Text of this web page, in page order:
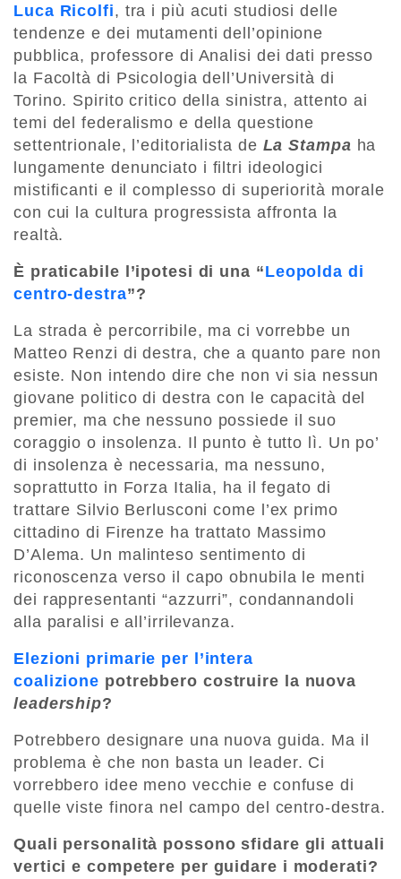
Luca Ricolfi, tra i più acuti studiosi delle
tendenze e dei mutamenti dell’opinione
pubblica, professore di Analisi dei dati presso
la Facoltà di Psicologia dell’Università di
Torino. Spirito critico della sinistra, attento ai
temi del federalismo e della questione
settentrionale, l’editorialista de La Stampa ha
lungamente denunciato i filtri ideologici
mistificanti e il complesso di superiorità morale
con cui la cultura progressista affronta la
realtà.
È praticabile l’ipotesi di una “Leopolda di
centro-destra”?
La strada è percorribile, ma ci vorrebbe un
Matteo Renzi di destra, che a quanto pare non
esiste. Non intendo dire che non vi sia nessun
giovane politico di destra con le capacità del
premier, ma che nessuno possiede il suo
coraggio o insolenza. Il punto è tutto lì. Un po’
di insolenza è necessaria, ma nessuno,
soprattutto in Forza Italia, ha il fegato di
trattare Silvio Berlusconi come l’ex primo
cittadino di Firenze ha trattato Massimo
D’Alema. Un malinteso sentimento di
riconoscenza verso il capo obnubila le menti
dei rappresentanti “azzurri”, condannandoli
alla paralisi e all’irrilevanza.
Elezioni primarie per l’intera
coalizione potrebbero costruire la nuova
leadership?
Potrebbero designare una nuova guida. Ma il
problema è che non basta un leader. Ci
vorrebbero idee meno vecchie e confuse di
quelle viste finora nel campo del centro-destra.
Quali personalità possono sfidare gli attuali
vertici e competere per guidare i moderati?